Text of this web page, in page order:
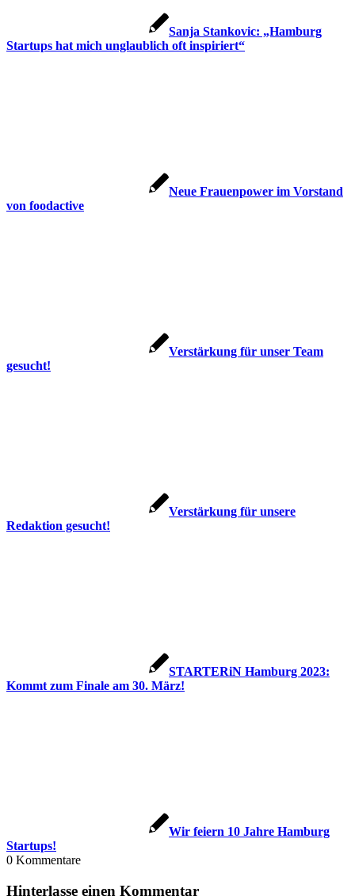
Sanja Stankovic: „Hamburg
Startups hat mich unglaublich oft inspiriert“
Neue Frauenpower im Vorstand
von foodactive
Verstärkung für unser Team
gesucht!
Verstärkung für unsere
Redaktion gesucht!
STARTERiN Hamburg 2023:
Kommt zum Finale am 30. März!
Wir feiern 10 Jahre Hamburg
Startups!
0 Kommentare
Hinterlasse einen Kommentar